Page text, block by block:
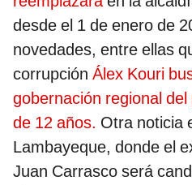
desde el 1 de enero de
novedades, entre ellas
corrupción Álex Kouri
gobernación regional
de 12 años. Otra noticia
Lambayeque, donde el
Juan Carrasco será